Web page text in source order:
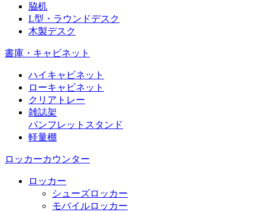
脇机
L型・ラウンドデスク
木製デスク
書庫・キャビネット
ハイキャビネット
ローキャビネット
クリアトレー
雑誌架
パンフレットスタンド
軽量棚
ロッカーカウンター
ロッカー
シューズロッカー
モバイルロッカー